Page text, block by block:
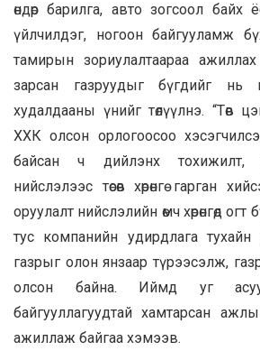
өндөр барилга, авто зогсоол байх
үйлчилдэг, ногоон байгууламж
тамирын зориулалтаараа
зарсан газруудыг бүгдийг нь
худалдааны үнийг төлүүлнэ. “Төв
ХХК олсон орлогоосоо
байсан ч дийлэнх тохижилт,
нийслэлээс төсөв хөрөнгө гарган
оруулалт нийслэлийн өмч хөрөнгөд огт
тус компанийн удирдлага
газрыг олон янзаар түрээсэлж,
олсон байна. Иймд уг
байгууллагуудтай хамтарсан
ажиллаж байгаа хэмээв.